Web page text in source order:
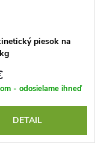
piesok na
- odosielame ihneď
DETAIL